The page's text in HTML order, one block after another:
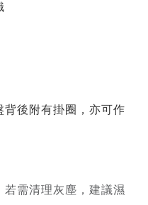
後附有掛圈，亦可作
需清理灰塵，建議濕